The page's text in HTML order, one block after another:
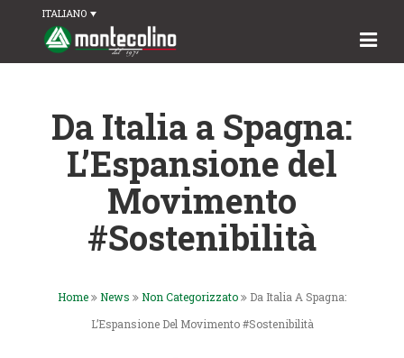
ITALIANO
Da Italia a Spagna:
L’Espansione del
Movimento
#Sostenibilità
Home News Non Categorizzato
Da Italia A Spagna:
L’Espansione Del Movimento #Sostenibilità